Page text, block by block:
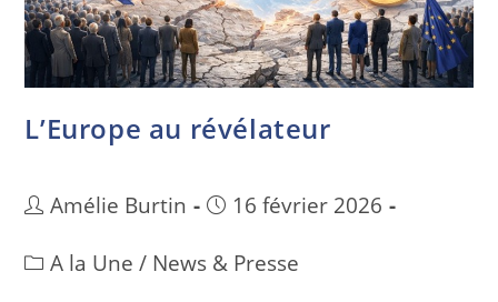
L’Europe au révélateur
Amélie Burtin
16 février 2026
A la Une / News & Presse